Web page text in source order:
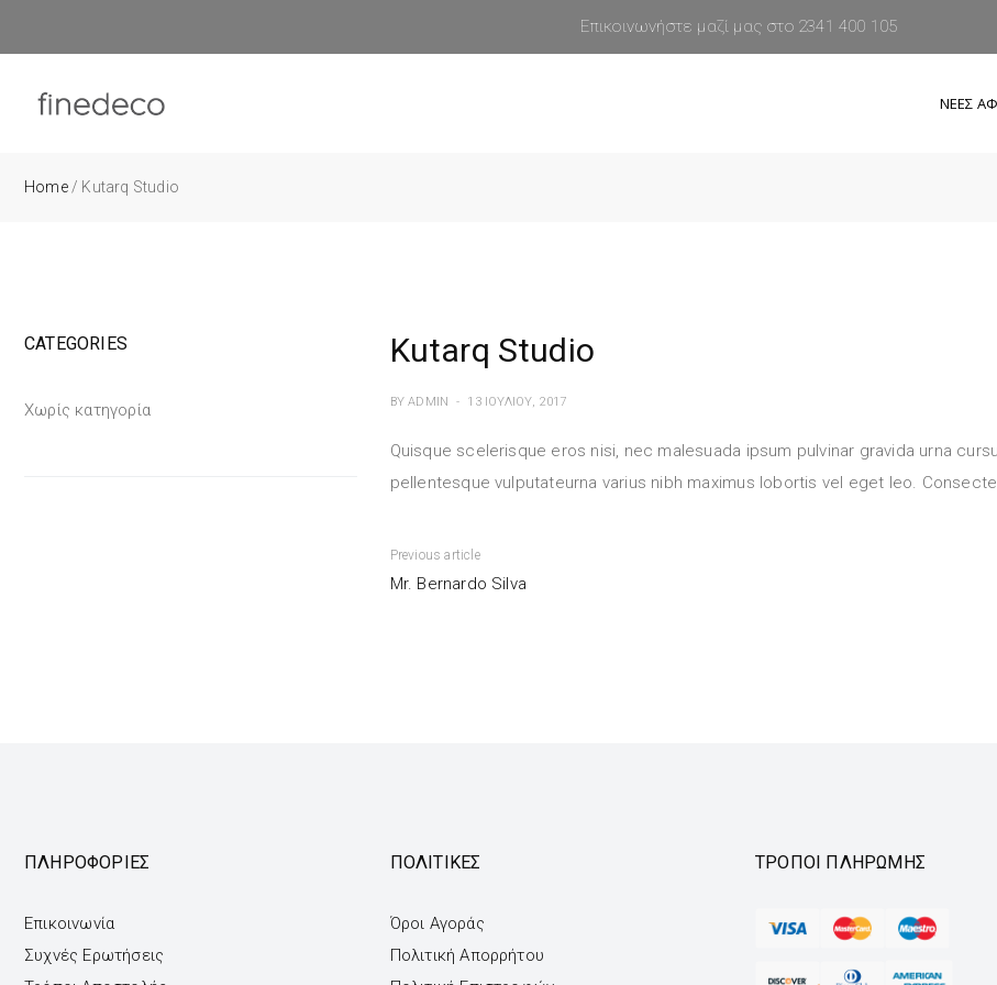
Επικοινωνήστε μαζί μας στο 2341 400 105
ΝΕΕΣ
Home/ Kutarq Studio
Kutarq Studio
BYADMIN 13 ΙΟΥΛΊΟΥ, 2017
Quisque scelerisque eros nisi, nec malesuada ipsum pulvinar gravida urna
pellentesque vulputateurna varius nibh maximus lobortis vel eget leo.
Previous article
Mr. Bernardo Silva
CATEGORIES
Χωρίς κατηγορία
ΠΛΗΡΟΦΟΡΙΕΣ
Επικοινωνία
Συχνές Ερωτήσεις
ΠΟΛΙΤΙΚΕΣ
Όροι Αγοράς
Πολιτική Απορρήτου
ΤΡΌΠΟΙ ΠΛΗΡΩΜΉΣ